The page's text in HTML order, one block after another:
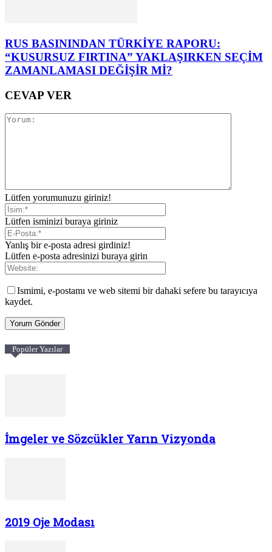
RUS BASININDAN TÜRKİYE RAPORU:
“KUSURSUZ FIRTINA” YAKLAŞIRKEN SEÇİM
ZAMANLAMASI DEĞİŞİR Mİ?
CEVAP VER
Lütfen yorumunuzu giriniz!
Lütfen isminizi buraya giriniz
Yanlış bir e-posta adresi girdiniz!
Lütfen e-posta adresinizi buraya girin
Ismimi, e-postamı ve web sitemi bir dahaki sefere bu tarayıcıya
kaydet.
Popüler Yazılar
İmgeler ve Sözcükler Yarın Vizyonda
2019 Oje Modası